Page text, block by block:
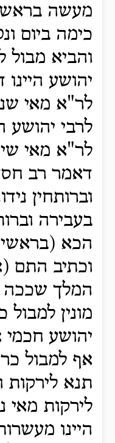
מעשה
כימה ביום
והביא מבול
יהושע
לר"א מאי
לרבי יהושע
לר"א מאי
דאמר רב
וברותחין
בעבירה
הכא
וכתיב התם
המלך שככה
מונין
יהושע חכמי
אף למבול
תנא לירקות
לירקות מאי
היינו